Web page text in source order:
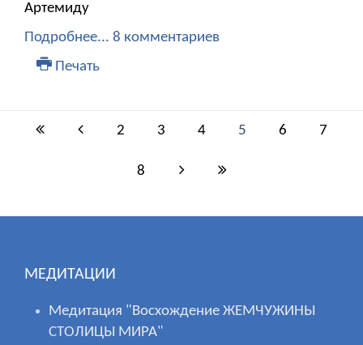
Артемиду
Подробнее... 8 комментариев
Печать
2 3 4 5 6 7
8
МЕДИТАЦИИ
Медитация "Восхождение ЖЕМЧУЖИНЫ
СТОЛИЦЫ МИРА"